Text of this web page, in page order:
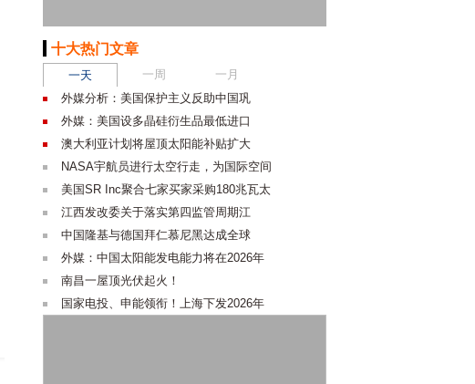
十大热门文章
一天 一周
一月
外媒分析：美国保护主义反助中国巩
外媒：美国设多晶硅衍生品最低进口
澳大利亚计划将屋顶太阳能补贴扩大
NASA宇航员进行太空行走，为国际空间
美国SR Inc聚合七家买家采购180兆瓦太
江西发改委关于落实第四监管周期江
中国隆基与德国拜仁慕尼黑达成全球
外媒：中国太阳能发电能力将在2026年
南昌一屋顶光伏起火！
国家电投、申能领衔！上海下发2026年